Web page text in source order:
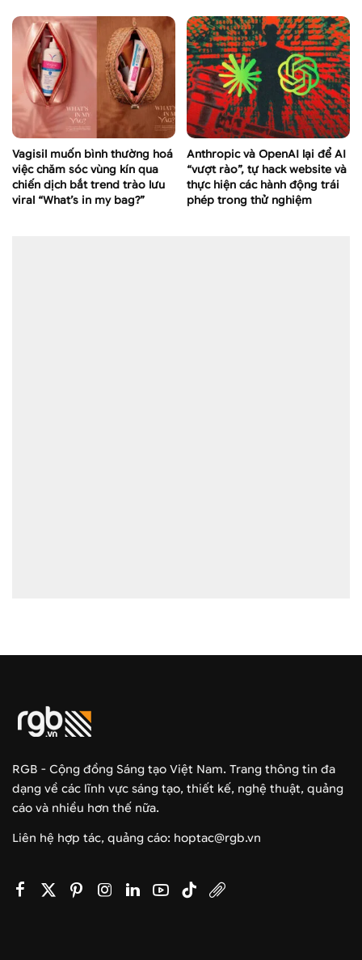
Vagisil muốn bình thường hoá
việc chăm sóc vùng kín qua
chiến dịch bắt trend trào lưu
viral “What’s in my bag?”
Anthropic và OpenAI lại để AI
“vượt rào”, tự hack website và
thực hiện các hành động trái
phép trong thử nghiệm
RGB - Cộng đồng Sáng tạo Việt Nam. Trang thông tin đa
dạng về các lĩnh vực sáng tạo, thiết kế, nghệ thuật, quảng
cáo và nhiều hơn thế nữa.
Liên hệ hợp tác, quảng cáo: hoptac@rgb.vn